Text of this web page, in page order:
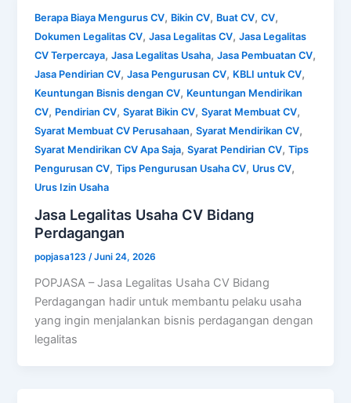
Berapa Biaya Mengurus CV, Bikin CV, Buat CV,CV,
Dokumen Legalitas CV,Jasa Legalitas CV,Jasa Legalitas
CV Terpercaya,Jasa Legalitas Usaha,Jasa Pembuatan CV,
Jasa Pendirian CV,Jasa Pengurusan CV, KBLI untuk CV,
Keuntungan Bisnis dengan CV, Keuntungan Mendirikan
CV, Pendirian CV,Syarat Bikin CV,Syarat Membuat CV,
Syarat Membuat CV Perusahaan,Syarat Mendirikan CV,
Syarat Mendirikan CV Apa Saja,Syarat Pendirian CV,Tips
Pengurusan CV,Tips Pengurusan Usaha CV, Urus CV,
Urus Izin Usaha
Jasa Legalitas Usaha CV Bidang
Perdagangan
popjasa123/Juni 24, 2026
POPJASA – Jasa Legalitas Usaha CV Bidang
Perdagangan hadir untuk membantu pelaku usaha
yang ingin menjalankan bisnis perdagangan dengan
legalitas